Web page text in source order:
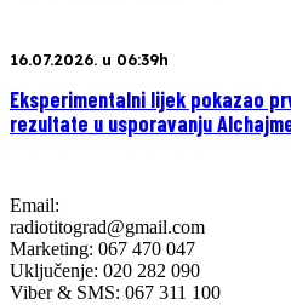
16.07.2026. u 06:39h
Eksperimentalni lijek pokazao
rezultate u usporavanju
Email:
radiotitograd@gmail.com
Marketing: 067 470 047
Uključenje: 020 282 090
Viber & SMS: 067 311 100